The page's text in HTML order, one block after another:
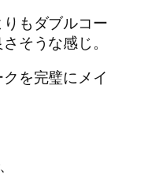
もダブルコー
そうな感じ。
を完璧にメイ